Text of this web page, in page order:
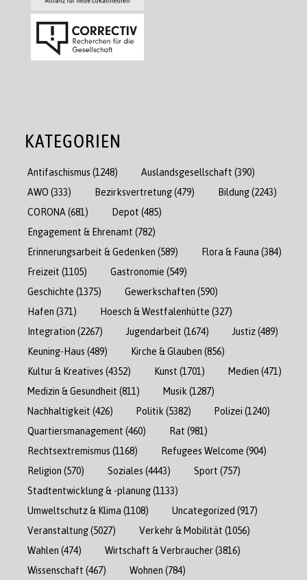
KATEGORIEN
Antifaschismus (1248) Auslandsgesellschaft (390)
AWO (333) Bezirksvertretung(479) Bildung(2243)
CORONA (681) Depot (485)
Engagement & Ehrenamt (782)
Erinnerungsarbeit & Gedenken (589) Flora & Fauna (384)
Freizeit (1105) Gastronomie (549)
Geschichte (1375) Gewerkschaften (590)
Hafen (371) Hoesch & Westfalenhütte (327)
Integration (2267) Jugendarbeit (1674) Justiz(489)
Keuning-Haus (489) Kirche & Glauben (856)
Kultur & Kreatives (4352) Kunst (1701) Medien (471)
Medizin & Gesundheit (811) Musik (1287)
Nachhaltigkeit (426) Politik (5382) Polizei (1240)
Quartiersmanagement (460) Rat (981)
Rechtsextremismus (1168) Refugees Welcome (904)
Religion (570) Soziales (4443) Sport (757)
Stadtentwicklung & -planung(1133)
Umweltschutz & Klima (1108) Uncategorized (917)
Veranstaltung(5027) Verkehr & Mobilität (1056)
Wahlen (474) Wirtschaft & Verbraucher(3816)
Wissenschaft (467) Wohnen (784)